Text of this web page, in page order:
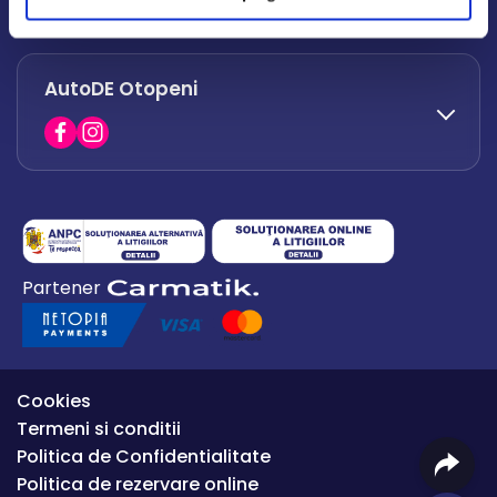
office.afumati@autode.ro
0730 063 852
0730 063 851
AutoDE Otopeni
0754 649 360
office.premium@autode.ro
Partener
Cookies
Termeni si conditii
Politica de Confidentialitate
Politica de rezervare online